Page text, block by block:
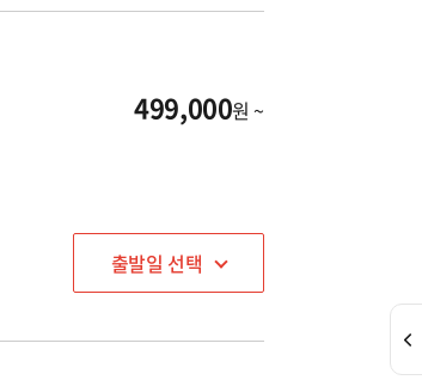
499,000원 ~
출발일 선택